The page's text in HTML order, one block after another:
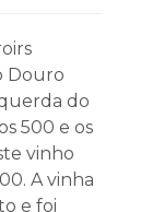
Douro
do
500 e os
vinho
A vinha
e foi